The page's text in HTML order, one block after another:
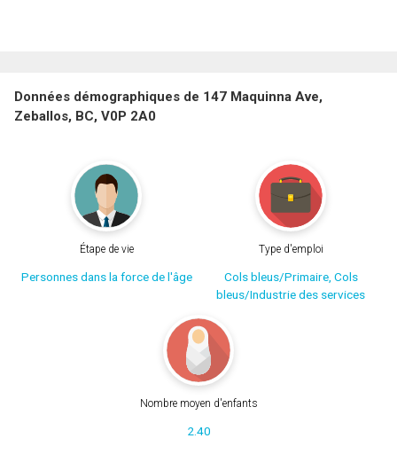
Données démographiques de 147 Maquinna Ave,
Zeballos, BC, V0P 2A0
Étape de vie
Personnes dans la force de l'âge
Type d'emploi
Cols bleus/Primaire, Cols
bleus/Industrie des services
Nombre moyen d'enfants
2.40